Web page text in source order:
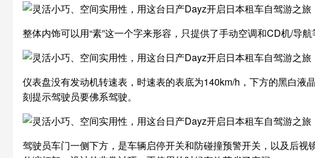
整体内饰可以用“素”这一个字来形容，只提供了手动空调和CD机/导
仪表盘没有发动机转速表，时速表的表底为140km/h，下方的黑白液
刻提示驾驶员要佛系驾驶。
驾驶员车门一侧下方，是车辆启停开关和防碰撞预警开关，以及后